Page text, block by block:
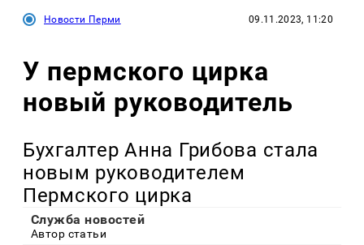
Новости Перми 09.11.2023, 11:20
У пермского цирка
новый руководитель
Бухгалтер Анна Грибова стала
новым руководителем
Пермского цирка
Служба новостей
Автор статьи